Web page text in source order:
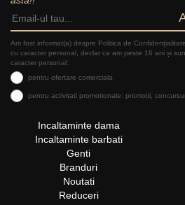
Am fost informat(a) despre Politica de
cu caracter personal, declar ca am peste 16 ani și
caracter personal:
pentru ofertare comerciala
pentru activitati promotionale: promotii,
Incaltaminte dama
Incaltaminte barbati
Genti
Branduri
Noutati
Reduceri